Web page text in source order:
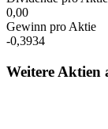
0,00
Gewinn pro Aktie
-0,3934
Weitere Aktien